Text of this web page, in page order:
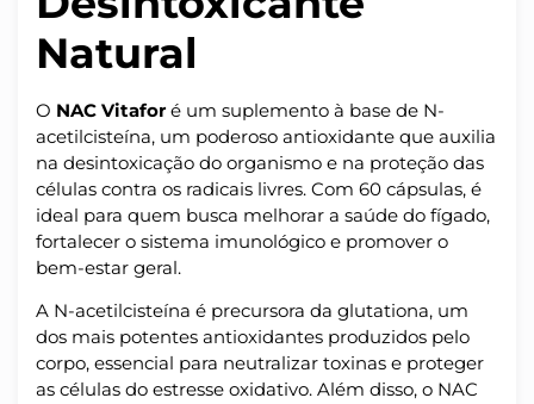
Natural
O NAC Vitaforé um suplemento à base de N-
acetilcisteína, um poderoso antioxidante que auxilia
na desintoxicação do organismo e na proteção das
células contra os radicais livres. Com 60 cápsulas, é
ideal para quem busca melhorar a saúde do fígado,
fortalecer o sistema imunológico e promover o
bem-estar geral.
A N-acetilcisteína é precursora da glutationa, um
dos mais potentes antioxidantes produzidos pelo
corpo, essencial para neutralizar toxinas e proteger
as células do estresse oxidativo. Além disso, o NAC